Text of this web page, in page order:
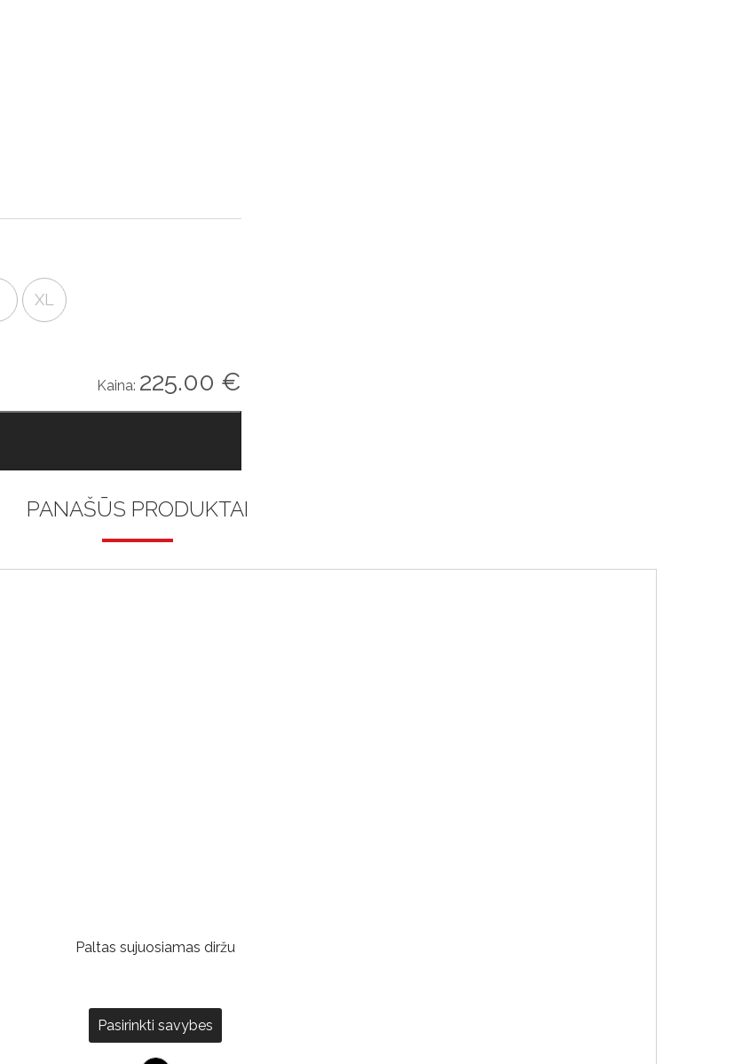
XL
Kaina: 225.00 €
PANAŠŪS PRODUKTAI
Paltas sujuosiamas diržu
Pasirinkti savybes